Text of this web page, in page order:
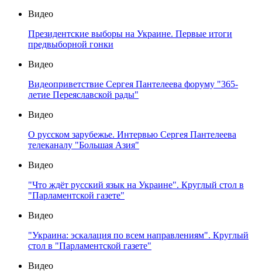
Видео
Президентские выборы на Украине. Первые итоги
предвыборной гонки
Видео
Видеоприветствие Сергея Пантелеева форуму "365-
летие Переяславской рады"
Видео
О русском зарубежье. Интервью Сергея Пантелеева
телеканалу "Большая Азия"
Видео
"Что ждёт русский язык на Украине". Круглый стол в
"Парламентской газете"
Видео
"Украина: эскалация по всем направлениям". Круглый
стол в "Парламентской газете"
Видео